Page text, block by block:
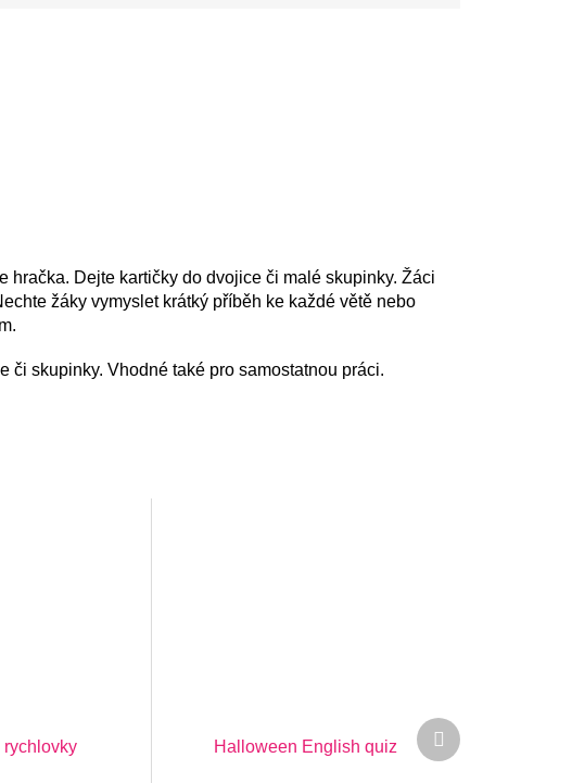
hračka. Dejte kartičky do dvojice či malé skupinky. Žáci
žáky vymyslet krátký příběh ke každé větě nebo
či skupinky. Vhodné také pro samostatnou práci.
rychlovky Halloween English quiz
Další
produkt